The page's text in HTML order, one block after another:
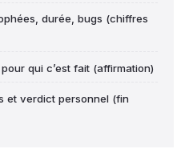
durée, bugs (chiffres
qui c’est fait (affirmation)
et verdict personnel (fin